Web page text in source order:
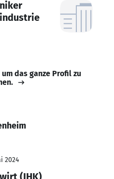
das ganze Profil zu
2024
(IHK)